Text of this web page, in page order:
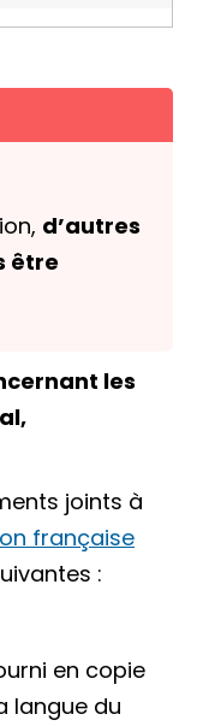
d’autres
être
les
joints à
française
:
en copie
langue du